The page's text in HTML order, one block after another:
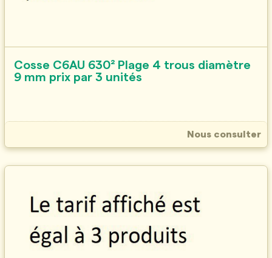
Cosse C6AU 630² Plage 4 trous diamètre
9 mm prix par 3 unités
Nous consulter